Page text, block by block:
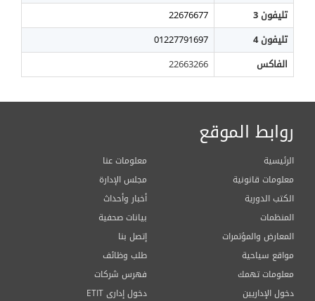
تليفون 3
22676677
تليفون 4
01227791697
الفاكس
22663266
روابط الموقع
معلومات عنا
الرئيسية
مجلس الإدارة
معلومات قانونية
أخبار وأحداث
الكتب الدورية
بيانات صحفية
المنظمات
إتصل بنا
المعارض والمؤتمرات
طلب وظائف
مواقع سياحية
فهرس شركات
معلومات تهمك
ETIT دخول إدارى
دخول الإداريين